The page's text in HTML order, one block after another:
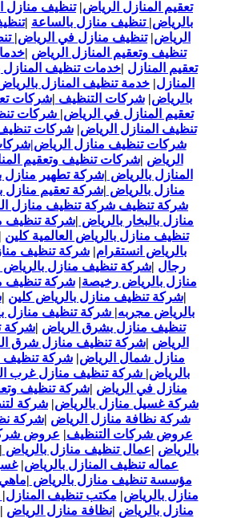
تعقيم المنازل الرياض|تنظيف منازل
بالرياض| تنظيف منازل بالساعة |
الرياض|تنظيف منازل في الرياض|
تنظيف وتعقيم المنازل الرياض |
تعقيم المنازل |خدمات تنظيف المنازل
المنازل| خدمة تنظيف المنازل
بالرياض|شركات التنظيف |شركات
تعقيم المنازل في الرياض| شركات
تنظيف المنازل الرياض|شركات تنظيف
شركات تنظيف منازل الرياض
الرياض |شركات تنظيف وتعقيم
المنازل بالرياض |شركة تطهير منازل
منازل بالرياض |شركة تعقيم منازل
شركة تنظيف شركة تنظيف منازل
منازل بالبخار بالرياض |شركة تنظيف
تنظيف منازل بالرياض العالمية كلين |
بالرياض انستقرام| شركة تنظيف
رجال |شركة تنظيف منازل بالرياض
منازل بالرياض رخيصة|شركة تنظيف
|شركة تنظيف منازل بالرياض كلين |
بالرياض مجربه| شركة تنظيف منازل
تنظيف منازل بشرق الرياض |شركة
الرياض |شركة تنظيف منازل شرق
منازل شمال الرياض| شركة تنظيف
بالرياض| شركة تنظيف منازل غرب
منازل في الرياض |شركة تنظيف
شركة غسيل منازل بالرياض| شركة
شركة نظافة منازل الرياض |شركة
عروض شركات التنظيف| عروض
بالرياض |عمال تنظيف منازل بالرياض |
عماله تنظيف المنازل بالرياض|
مؤسسة تنظيف منازل بالرياض |
منازل بالرياض| مكتب تنظيف المنازل|
منازل بالرياض |نظافة منازل الرياض |